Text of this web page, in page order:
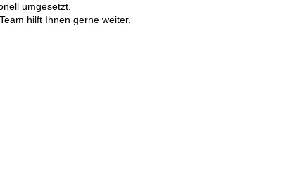
umgesetzt.
hilft Ihnen gerne weiter.